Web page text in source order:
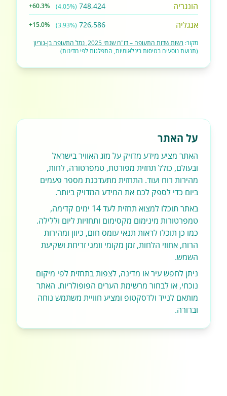
הונגריה 748,424
(4.05%)
+60.3%
אנגליה 726,586
(3.93%)
+15.0%
מקור: רשות שדות התעופה – דו"ח שנתי 2025, נמל התעופה בן-גוריון
(תנועת נוסעים בטיסות בינלאומיות, התפלגות לפי מדינות)
על האתר
האתר מציע מידע מדויק על מזג האוויר בישראל
ובעולם, כולל תחזית מפורטת, טמפרטורה, לחות,
מהירות רוח ועוד. התחזית מתעדכנת מספר פעמים
ביום כדי לספק לכם את המידע המדויק ביותר.
באתר תוכלו למצוא תחזית לעד 14 ימים קדימה,
טמפרטורות מינימום מקסימום ותחזיות ליום וללילה.
כמו כן תוכלו לראות תנאי עומס חום, כיוון ומהירות
הרוח, אחוזי הלחות, זמן מקומי וזמני זריחת ושקיעת
השמש.
ניתן לחפש עיר או מדינה, לצפות בתחזית לפי מיקום
נוכחי, או לבחור מרשימת הערים הפופולריות. האתר
מותאם לנייד ולדסקטופ ומציע חוויית משתמש נוחה
וברורה.